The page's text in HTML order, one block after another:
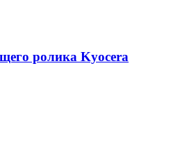
ролика Kyocera